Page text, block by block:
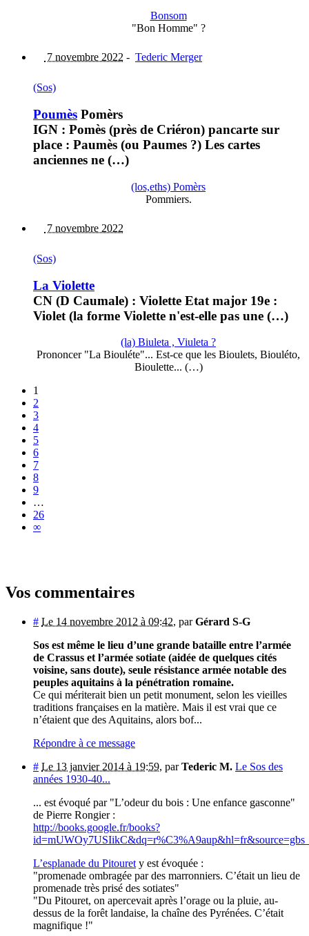
Bonsom
"Bon Homme" ?
7 novembre 2022 - Tederic Merger
(Sos)
Poumès Pomèrs
IGN : Pomès (près de Criéron) pancarte sur
place : Paumès (ou Paumes ?) Les cartes
anciennes ne (…)
(los,eths) Pomèrs
Pommiers.
7 novembre 2022
(Sos)
La Violette
CN (D Caumale) : Violette Etat major 19e :
Violet (la forme Violette n'est-elle pas une (…)
(la) Biuleta , Viuleta ?
Prononcer "La Biouléte"... Est-ce que les Bioulets, Biouléto,
Bioulette... (…)
1
2
3
4
5
6
7
8
9
…
26
∞
Vos commentaires
# Le 14 novembre 2012 à 09:42, parGérard S-G
Sos est même le lieu d’une grande bataille entre l’armée
de Crassus et l’armée sotiate (aidée de quelques cités
voisine, sans doute), seule résistance armée notable des
peuples aquitains à la pénétration romaine.
Ce qui mériterait bien un petit monument, selon les vieilles
traditions françaises en la matière. Mais il est vrai que ce
n’étaient que des Aquitains, alors bof...
Répondre à ce message
# Le 13 janvier 2014 à 19:59, parTederic M. Le Sos des
années 1930-40...
... est évoqué par "L’odeur du bois : Une enfance gasconne"
de Pierre Rongier :
http://books.google.fr/books?
L’esplanade du Pitouret y est évoquée :
"promenade ombragée par des marronniers. C’était un lieu de
promenade très prisé des sotiates"
"Du Pitouret, on apercevait après l’orage ou la pluie, au-
dessus de la forêt landaise, la chaîne des Pyrénées. C’était
magnifique !"